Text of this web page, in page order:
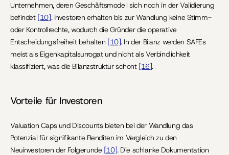
Unternehmen, deren Geschäftsmodell sich noch in der Validierung
befindet [10]. Investoren erhalten bis zur Wandlung keine Stimm-
oder Kontrollrechte, wodurch die Gründer die operative
Entscheidungsfreiheit behalten [10]. In der Bilanz werden SAFEs
meist als Eigenkapitalsurrogat und nicht als Verbindlichkeit
klassifiziert, was die Bilanzstruktur schont [16].
Vorteile für Investoren
Valuation Caps und Discounts bieten bei der Wandlung das
Potenzial für signifikante Renditen im Vergleich zu den
Neuinvestoren der Folgerunde [10]. Die schlanke Dokumentation